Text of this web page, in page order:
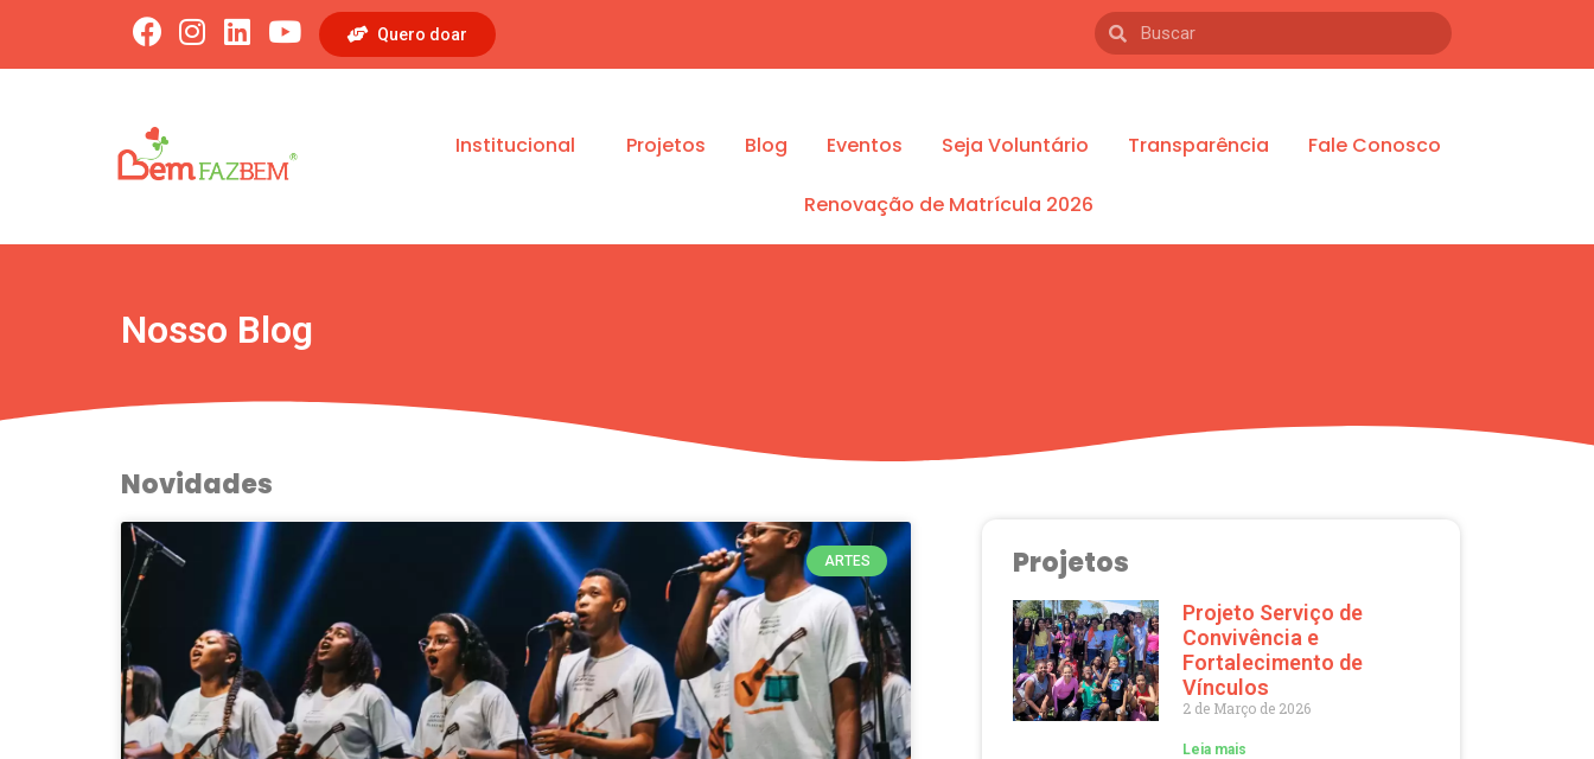
Quero doar
Institucional Projetos Blog Eventos Seja Voluntário Transparência Fale Conosco
Renovação de Matrícula 2026
Nosso Blog
Novidades
ARTES Projetos
Projeto Serviço de
Convivência e
Fortalecimento de
Vínculos
2 de Março de 2026
Leia mais